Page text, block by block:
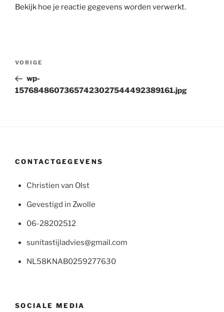
Bekijk hoe je reactie gegevens worden verwerkt.
Bericht
Vorig
bericht
VORIGE
wp-
15768486073657423027544492389161.jpg
CONTACTGEGEVENS
Christien van Olst
Gevestigd in Zwolle
06-28202512
sunitastijladvies@gmail.com
NL58KNAB0259277630
SOCIALE MEDIA